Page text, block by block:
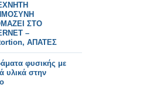
ΣΤΟ
–
ΑΠΑΤΕΣ
φυσικής με
υλικά στην